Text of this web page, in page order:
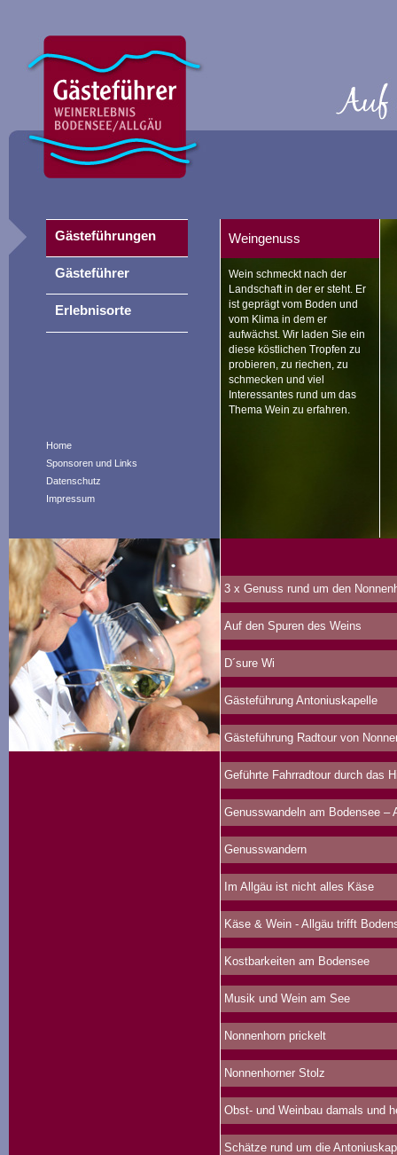
Home
Sponsoren und Links
Datenschutz
Impressum
Weingenuss
Wein schmeckt nach der
Landschaft in der er steht. Er
ist geprägt vom Boden und
vom Klima in dem er
aufwächst. Wir laden Sie ein
diese köstlichen Tropfen zu
probieren, zu riechen, zu
schmecken und viel
Interessantes rund um das
Thema Wein zu erfahren.
3 x Genuss rund um den
Auf den Spuren des Weins
D´sure Wi
Gästeführung Antoniuskapelle
Gästeführung Radtour von
Geführte Fahrradtour durch das
Genusswandeln am Bodensee –
Genusswandern
Im Allgäu ist nicht alles Käse
Käse & Wein - Allgäu trifft
Kostbarkeiten am Bodensee
Musik und Wein am See
Nonnenhorn prickelt
Nonnenhorner Stolz
Obst- und Weinbau damals und
Schätze rund um die
Gästeführungen
Gästeführer
Erlebnisorte